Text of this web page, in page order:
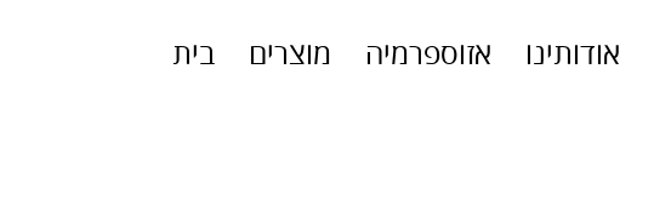
בית מוצרים אזוספרמיה אודותינו